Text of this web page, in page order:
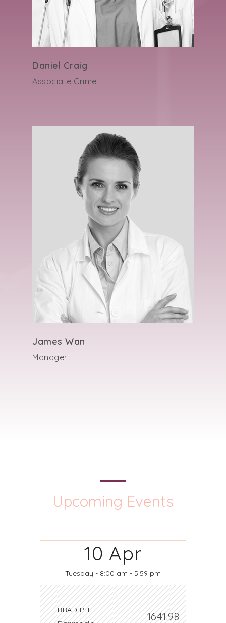
Daniel Craig
Associate Crime
James Wan
Manager
Upcoming Events
10 Apr
Tuesday - 8:00 am - 5:59 pm
BRAD PITT
1641.98